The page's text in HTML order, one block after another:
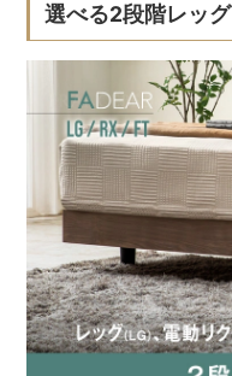
選べる2段階レッグ